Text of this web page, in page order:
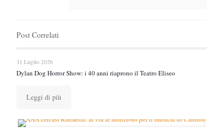
Post Correlati
31 Luglio 2026
Dylan Dog Horror Show: i 40 anni riaprono il Teatro Eliseo
Leggi di più